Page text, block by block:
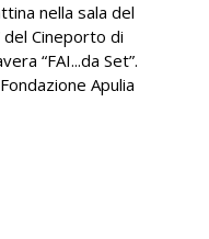
nella sala del
del Cineporto di
“FAI...da Set”.
Apulia